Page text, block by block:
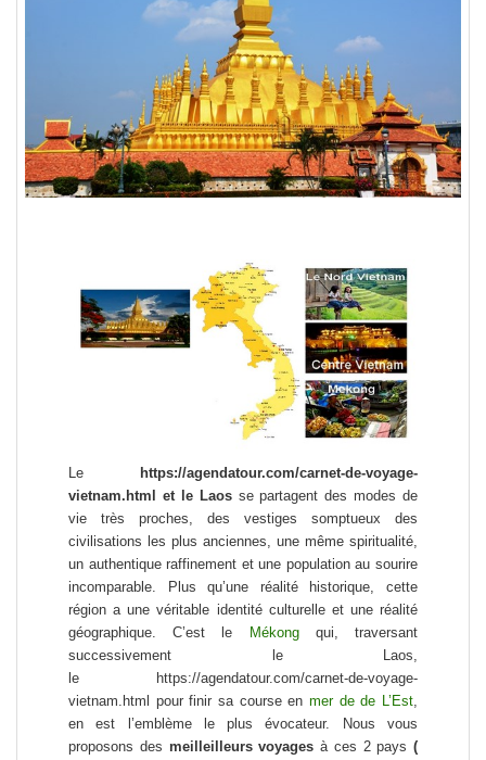
Le https://agendatour.com/carnet-de-voyage-
vietnam.html et le Laosse partagent des modes de
vie très proches, des vestiges somptueux des
civilisations les plus anciennes, une même spiritualité,
un authentique raffinement et une population au sourire
incomparable. Plus qu’une réalité historique, cette
région a une véritable identité culturelle et une réalité
géographique. C’est le
Mékongqui, traversant
successivement le Laos,
le https://agendatour.com/carnet-de-voyage-
vietnam.html pour finir sa course en mer de de L’Est,
en est l’emblème le plus évocateur. Nous vous
proposons des meilleilleurs voyages à ces 2 pays (